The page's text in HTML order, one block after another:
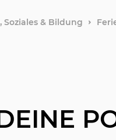
Soziales & Bildung